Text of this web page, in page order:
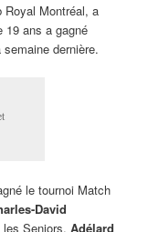
Royal Montréal, a
19 ans a gagné
dernière.
le tournoi Match
David
Seniors, Adélard